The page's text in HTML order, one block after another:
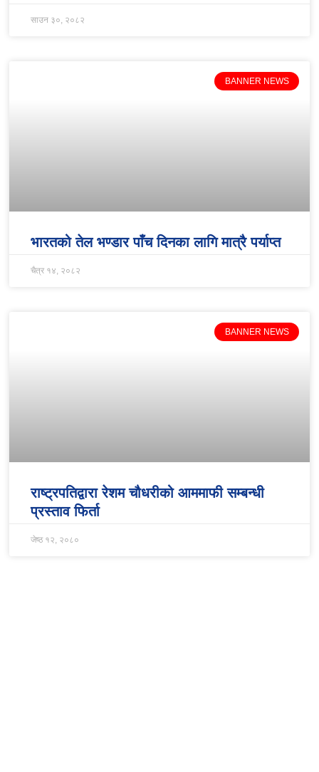
साउन ३०, २०८२
BANNER NEWS
भारतको तेल भण्डार पाँच दिनका लागि मात्रै पर्याप्त
चैत्र १४, २०८२
BANNER NEWS
राष्ट्रपतिद्वारा रेशम चौधरीको आममाफी सम्बन्धी
प्रस्ताव फिर्ता
जेष्ठ १२, २०८०